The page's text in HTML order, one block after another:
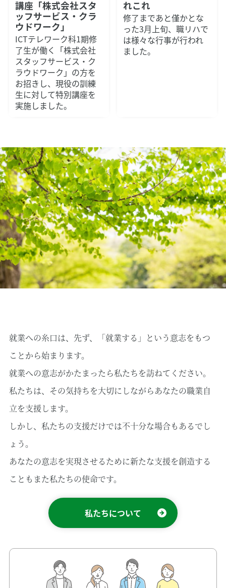
講座「株式会社スタ
ッフサービス・クラ
ウドワーク」
ICTテレワーク科1期修
了生が働く「株式会社
スタッフサービス・ク
ラウドワーク」の方を
お招きし、現役の訓練
生に対して特別講座を
実施しました。
れこれ
修了まであと僅かとな
った3月上旬、職リハで
は様々な行事が行われ
ました。
就業への糸口は、先ず、「就業する」という意志をもつ
ことから始まります。
就業への意志がかたまったら私たちを訪ねてください。
私たちは、その気持ちを大切にしながらあなたの職業自
立を支援します。
しかし、私たちの支援だけでは不十分な場合もあるでし
ょう。
あなたの意志を実現させるために新たな支援を創造する
こともまた私たちの使命です。
私たちについて